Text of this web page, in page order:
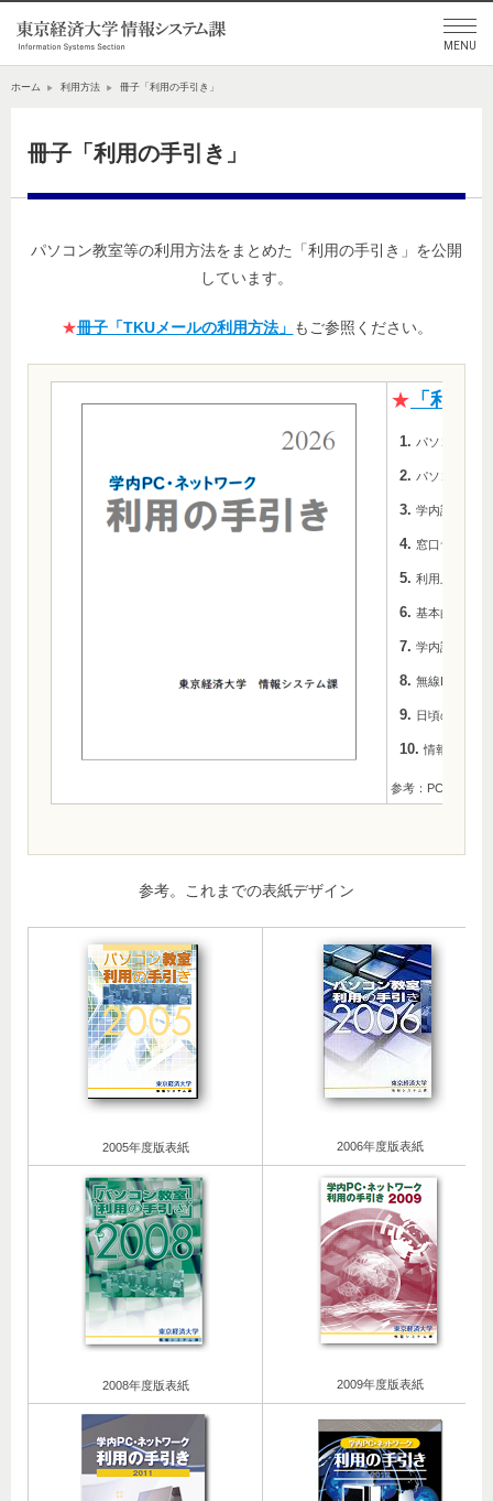
ホーム 利用方法 冊子「利用の手引き」
冊子「利用の手引き」
パソコン教室等の利用方法をまとめた「利用の手引き」を公開
しています。
★冊子「TKUメールの利用方法」 もご参照ください。
★ 「利用
パソコン教室
パソコン教室
学内設置PC
窓口サービス
利用上の注意
基本的な利用
学内設置パソ
無線LAN／情
日頃の確認
情報セキュ
参考：PC設置場
参考。これまでの表紙デザイン
2005年度版表紙 2006年度版表紙
2008年度版表紙 2009年度版表紙